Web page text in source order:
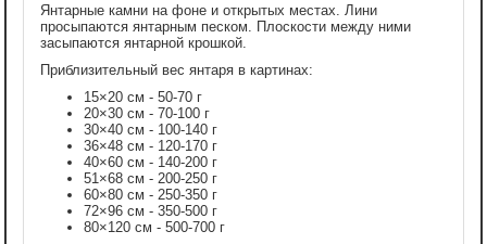
Янтарные камни на фоне и открытых местах. Лини
просыпаются янтарным песком. Плоскости между ними
засыпаются янтарной крошкой.
Приблизительный вес янтаря в картинах:
15×20 см - 50-70 г
20×30 см - 70-100 г
30×40 см - 100-140 г
36×48 см - 120-170 г
40×60 см - 140-200 г
51×68 см - 200-250 г
60×80 см - 250-350 г
72×96 см - 350-500 г
80×120 см - 500-700 г